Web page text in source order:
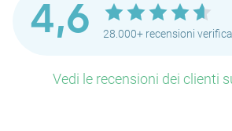
4,6 28.000+ recensioni
Vedi le recensioni dei clienti